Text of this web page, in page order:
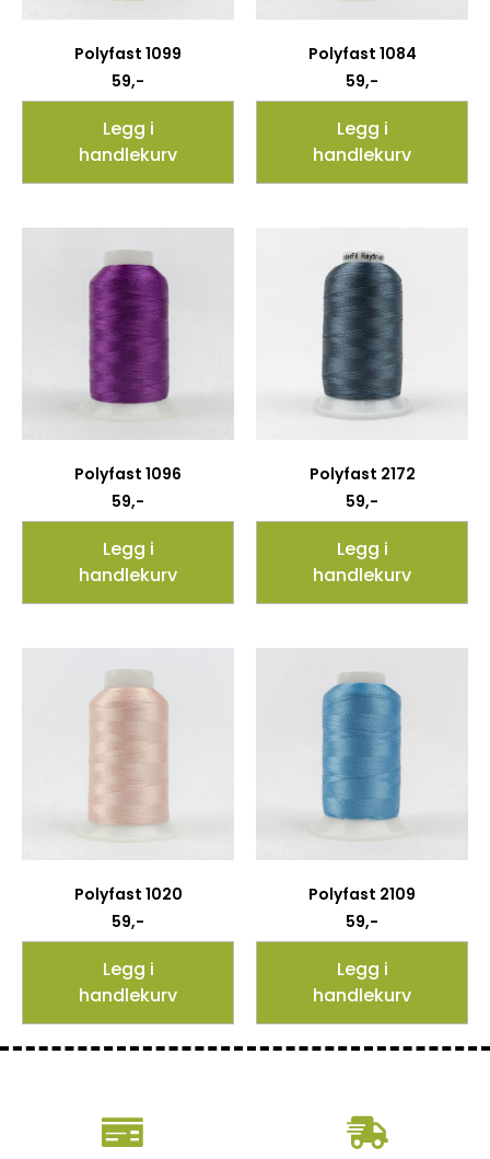
Polyfast 1099
59,-
Legg i
handlekurv
Polyfast 1084
59,-
Legg i
handlekurv
Polyfast 1096
59,-
Legg i
handlekurv
Polyfast 2172
59,-
Legg i
handlekurv
Polyfast 1020
59,-
Legg i
handlekurv
Polyfast 2109
59,-
Legg i
handlekurv